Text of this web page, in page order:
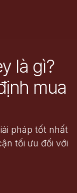
là gì?
mua
pháp tốt nhất
tối ưu đối với